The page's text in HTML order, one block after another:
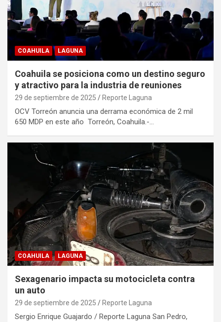
COAHUILA LAGUNA
Coahuila se posiciona como un destino seguro
y atractivo para la industria de reuniones
29 de septiembre de 2025 Reporte Laguna
OCV Torreón anuncia una derrama económica de 2 mil
650 MDP en este año Torreón, Coahuila.-…
COAHUILA LAGUNA
Sexagenario impacta su motocicleta contra
un auto
29 de septiembre de 2025 Reporte Laguna
Sergio Enrique Guajardo / Reporte Laguna San Pedro,